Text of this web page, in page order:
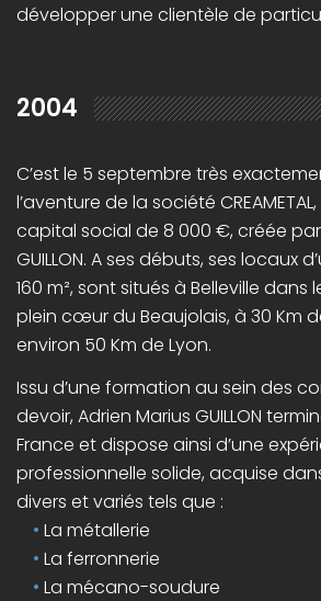
développer une clientèle de
2004
C’est le 5 septembre très
l’aventure de la société
capital social de 8 000 €, créée par
GUILLON. A ses débuts, ses locaux
160 m², sont situés à Belleville dans
plein cœur du Beaujolais, à 30 Km
environ 50 Km de Lyon.
Issu d’une formation au sein des
devoir, Adrien Marius GUILLON
France et dispose ainsi d’une
professionnelle solide, acquise
divers et variés tels que :
La métallerie
La ferronnerie
La mécano-soudure